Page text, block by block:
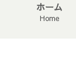
ホーム
Home